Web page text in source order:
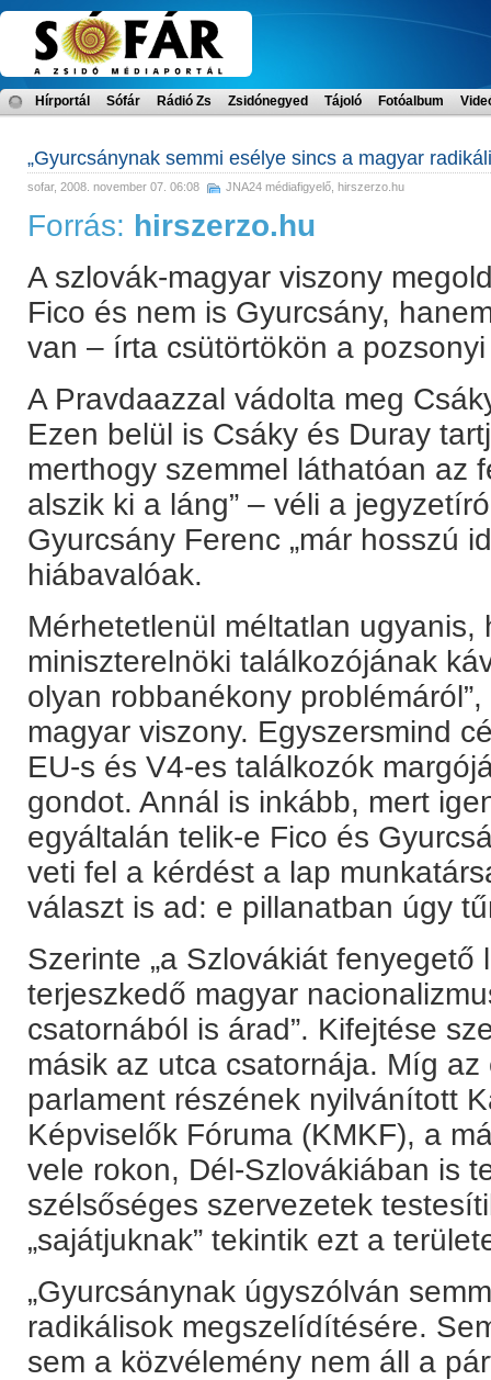
Hírportál Sófár Rádió Zs Zsidónegyed Tájoló Fotóalbum
„Gyurcsánynak semmi esélye sincs a magyar
sofar, 2008. november 07. 06:08 JNA24 médiafigyelő hirszerzo.hu
Forrás: hirszerzo.hu
A szlovák-magyar viszony
Fico és nem is Gyurcsány,
van – írta csütörtökön a
A Pravdaazzal vádolta meg
Ezen belül is Csáky és Duray
merthogy szemmel láthatóan az
alszik ki a láng” – véli a
Gyurcsány Ferenc „már hosszú
hiábavalóak.
Mérhetetlenül méltatlan
miniszterelnöki találkozójának
olyan robbanékony
magyar viszony. Egyszersmind
EU-s és V4-es találkozók
gondot. Annál is inkább, mert
egyáltalán telik-e Fico és
veti fel a kérdést a lap
választ is ad: e pillanatban úgy
Szerinte „a Szlovákiát fenyegető
terjeszkedő magyar
csatornából is árad”. Kifejtése
másik az utca csatornája. Míg az
parlament részének nyilvánított
Képviselők Fóruma (KMKF), a
vele rokon, Dél-Szlovákiában is
szélsőséges szervezetek
„sajátjuknak” tekintik ezt a
„Gyurcsánynak úgyszólván
radikálisok megszelídítésére.
sem a közvélemény nem áll a